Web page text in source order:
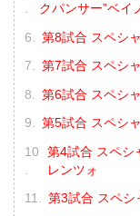
クパンサー”ベイ
第8試合 スペシ
第7試合 スペシ
第6試合 スペシ
第5試合 スペシ
第4試合 スペシ
レンツォ
第3試合 スペシ